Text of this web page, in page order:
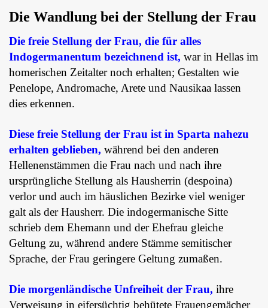
Die Wandlung bei der Stellung der Frau
Die freie Stellung der Frau, die für alles
Indogermanentum bezeichnend ist, war in Hellas im
homerischen Zeitalter noch erhalten; Gestalten wie
Penelope, Andromache, Arete und Nausikaa lassen
dies erkennen.
Diese freie Stellung der Frau ist in Sparta nahezu
erhalten geblieben, während bei den anderen
Hellenenstämmen die Frau nach und nach ihre
ursprüngliche Stellung als Hausherrin (despoina)
verlor und auch im häuslichen Bezirke viel weniger
galt als der Hausherr. Die indogermanische Sitte
schrieb dem Ehemann und der Ehefrau gleiche
Geltung zu, während andere Stämme semitischer
Sprache, der Frau geringere Geltung zumaßen.
Die morgenländische Unfreiheit der Frau, ihre
Verweisung in eifersüchtig behütete Frauengemächer